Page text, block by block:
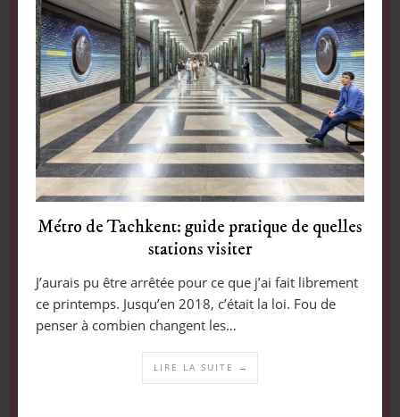
Métro de Tachkent: guide pratique de quelles
stations visiter
J’aurais pu être arrêtée pour ce que j’ai fait librement
ce printemps. Jusqu’en 2018, c’était la loi. Fou de
penser à combien changent les…
LIRE LA SUITE →